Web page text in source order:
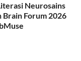
Neurosains
Brain Forum 2026